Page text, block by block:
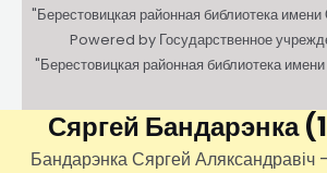
"Берестовицкая районная библиотека
Powered by Государственное
"Берестовицкая районная библиотека
Сяргей Бандарэнка
Бандарэнка Сяргей Аляксандравіч –